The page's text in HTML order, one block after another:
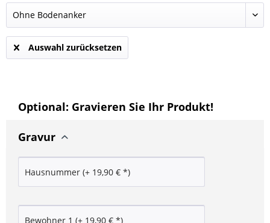
Auswahl zurücksetzen
Optional: Gravieren Sie Ihr Produkt!
Gravur